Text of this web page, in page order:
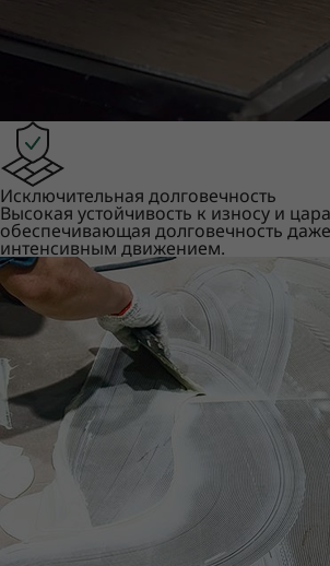
Исключительная долговечность
Высокая устойчивость к износу и
обеспечивающая долговечность даже
интенсивным движением.